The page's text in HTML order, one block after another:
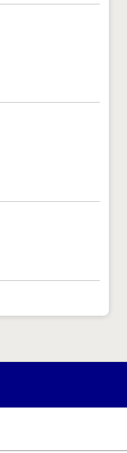
業標準調査